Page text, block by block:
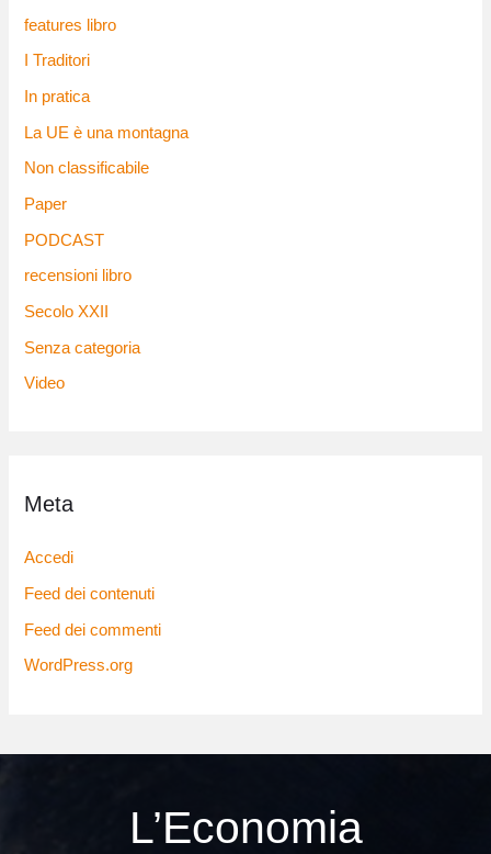
features libro
I Traditori
In pratica
La UE è una montagna
Non classificabile
Paper
PODCAST
recensioni libro
Secolo XXII
Senza categoria
Video
Meta
Accedi
Feed dei contenuti
Feed dei commenti
WordPress.org
L’Economia